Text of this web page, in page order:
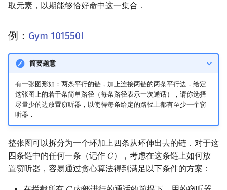
取元素，以期能够恰好命中这一集合．
例： Gym 101550I
简要题意
有一张图形如：两条平行的链，加上连接两链的两条平行边．给定
这张图上的若干条简单路径（每条路径表示一次通话），请你选择
尽量少的边放置窃听器，以使得每条给定的路径上都有至少一个窃
听器．
整张图可以拆分为一个环加上四条从环伸出去的链．对于这
四条链中的任何一条（记作 𝐶
C ），考虑在这条链上如何放
置窃听器，容易通过贪心算法得到满足以下条件的方案：